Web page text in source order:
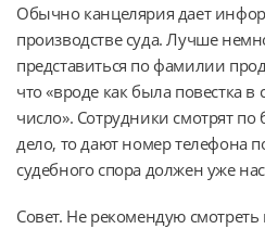
Обычно канцелярия дает
производстве суда. Лучше
представиться по фамилии
что «вроде как была повестка
число». Сотрудники смотрят по
дело, то дают номер телефона
судебного спора должен уже
Совет. Не рекомендую смотреть